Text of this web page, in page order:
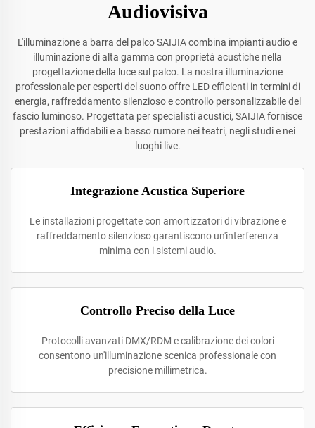
Audiovisiva
L'illuminazione a barra del palco SAIJIA combina impianti audio e
illuminazione di alta gamma con proprietà acustiche nella
progettazione della luce sul palco. La nostra illuminazione
professionale per esperti del suono offre LED efficienti in termini di
energia, raffreddamento silenzioso e controllo personalizzabile del
fascio luminoso. Progettata per specialisti acustici, SAIJIA fornisce
prestazioni affidabili e a basso rumore nei teatri, negli studi e nei
luoghi live.
Integrazione Acustica Superiore
Le installazioni progettate con amortizzatori di vibrazione e
raffreddamento silenzioso garantiscono un'interferenza
minima con i sistemi audio.
Controllo Preciso della Luce
Protocolli avanzati DMX/RDM e calibrazione dei colori
consentono un'illuminazione scenica professionale con
precisione millimetrica.